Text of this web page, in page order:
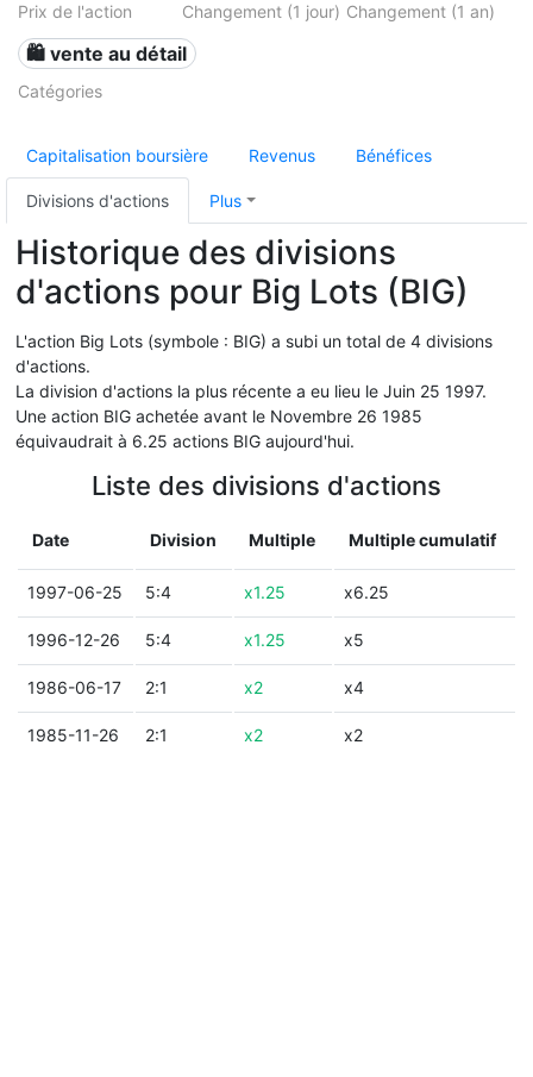
Prix de l'action Changement (1 jour) Changement (1 an)
🛍️ vente au détail
Catégories
Capitalisation boursière Revenus Bénéfices
Divisions d'actions Plus
Historique des divisions
d'actions pour Big Lots (BIG)
L'action Big Lots (symbole : BIG) a subi un total de 4 divisions
d'actions.
La division d'actions la plus récente a eu lieu le Juin 25 1997.
Une action BIG achetée avant le Novembre 26 1985
équivaudrait à 6.25 actions BIG aujourd'hui.
Liste des divisions d'actions
Date Division Multiple Multiple cumulatif
1997-06-25 5:4 x1.25 x6.25
1996-12-26 5:4 x1.25 x5
1986-06-17 2:1 x2 x4
1985-11-26 2:1 x2 x2